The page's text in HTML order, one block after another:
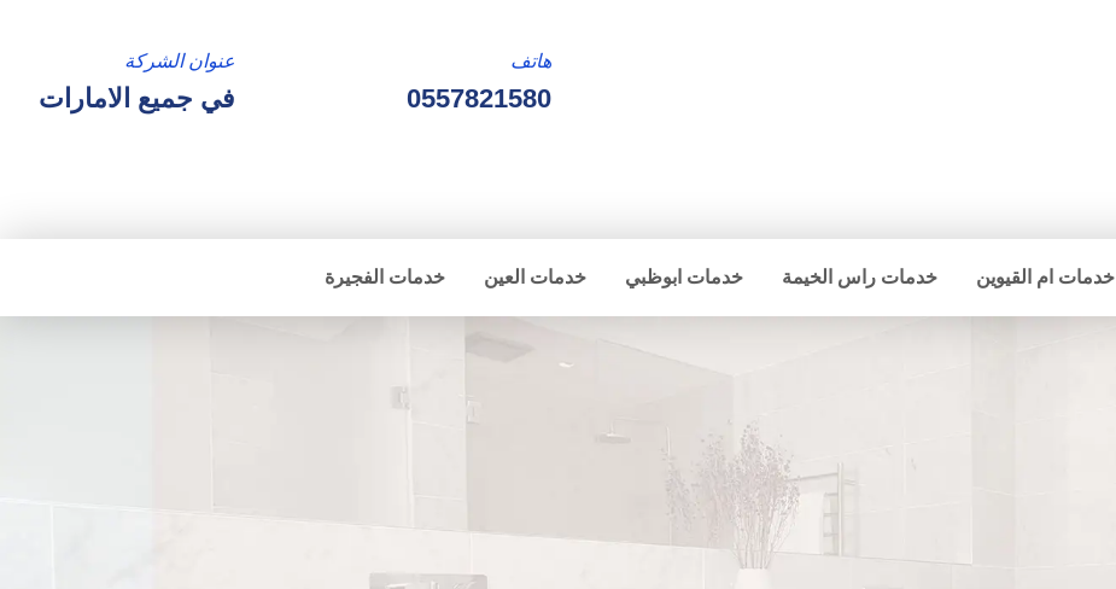
عنوان الشركة
في جميع الامارات
هاتف
0557821580
خدمات ام القيوين خدمات راس الخيمة خدمات ابوظبي خدمات العين خدمات الفجيرة